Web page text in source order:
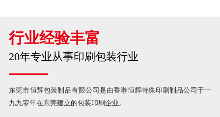
行业经验丰富
20年专业从事印刷包装行业
东莞市恒辉包装制品有限公司是由香港恒辉特殊印刷制品公司于一
九九零年在东莞建立的包装印刷企业。